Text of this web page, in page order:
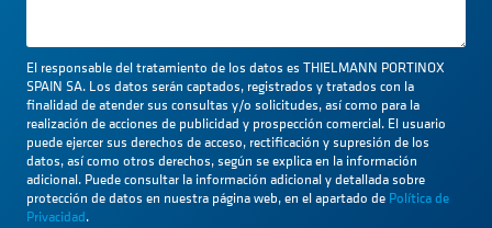
El responsable del tratamiento de los datos es THIELMANN PORTINOX
SPAIN SA. Los datos serán captados, registrados y tratados con la
finalidad de atender sus consultas y/o solicitudes, así como para la
realización de acciones de publicidad y prospección comercial. El usuario
puede ejercer sus derechos de acceso, rectificación y supresión de los
datos, así como otros derechos, según se explica en la información
adicional. Puede consultar la información adicional y detallada sobre
protección de datos en nuestra página web, en el apartado de Política de
Privacidad.